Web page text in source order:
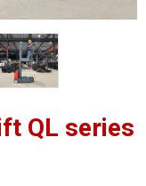
QL series